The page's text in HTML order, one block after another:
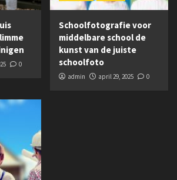
0
Schoolfotografie voor
middelbare school de
kunst van de juiste
schoolfoto
admin april 29, 2025 0